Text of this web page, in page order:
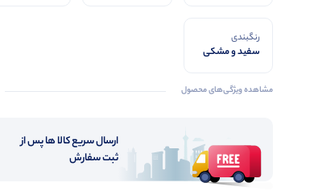
رنگبندی
سفید و مشکی
مشاهده ویژگی‌های محصول
ارسال سریع کالا ها پس از
ثبت سفارش